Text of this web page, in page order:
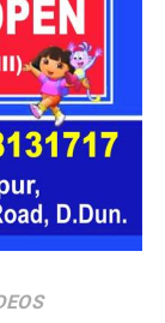
किए जाएंगे। यहां
के मुताबिक, एक
शामिल किया
का अवसर मिलेगा।
रहने वाली
और जिम्मेदारी
विकसित किए